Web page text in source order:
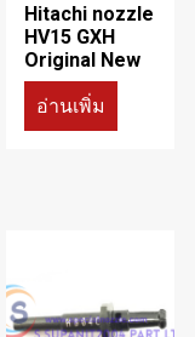
Hitachi nozzle
HV15 GXH
Original New
อ่านเพิ่ม